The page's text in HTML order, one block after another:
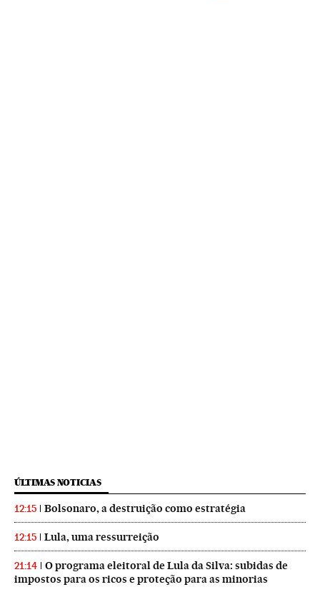
ÚLTIMAS NOTICIAS
12:15 Bolsonaro, a destruição como estratégia
12:15 Lula, uma ressurreição
21:14
O programa eleitoral de Lula da Silva: subidas de
impostos para os ricos e proteção para as minorias